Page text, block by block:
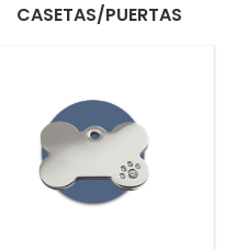
CASETAS/PUERTAS